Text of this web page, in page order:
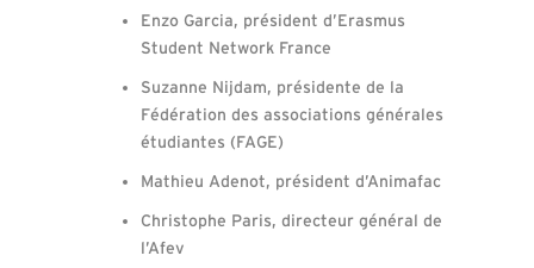
Enzo Garcia, président d’Erasmus
Student Network France
Suzanne Nijdam, présidente de la
Fédération des associations générales
étudiantes (FAGE)
Mathieu Adenot, président d’Animafac
Christophe Paris, directeur général de
l’Afev